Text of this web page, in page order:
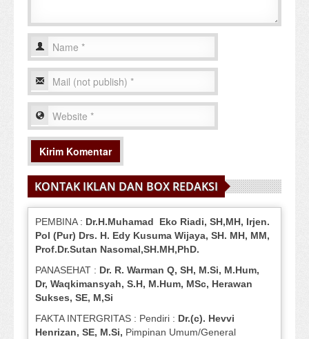
KONTAK IKLAN DAN BOX REDAKSI
PEMBINA : Dr.H.Muhamad Eko Riadi, SH,MH, Irjen.
Pol (Pur) Drs. H. Edy Kusuma Wijaya, SH. MH, MM,
Prof.Dr.Sutan Nasomal,SH.MH,PhD.
PANASEHAT : Dr. R. Warman Q, SH, M.Si, M.Hum,
Dr, Waqkimansyah, S.H, M.Hum, MSc, Herawan
Sukses, SE, M,Si
FAKTA INTERGRITAS : Pendiri : Dr.(c). Hevvi
Henrizan, SE, M.Si, Pimpinan Umum/General